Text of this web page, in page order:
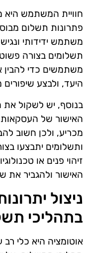
חוויית המשתמש היא
פתרונות תשלום
משתמש ידידותי
תשלומים בצורה
משתמשים כדי
היעד, ולבצע
בנוסף, יש לשקול
האישור של העסקאות.
מכריע, ולכן חשוב
ותשלומים יתבצעו
זיהוי פנים או
האישור ולהגביר את
ניצול
בתהליכי
אוטומציה היא כלי